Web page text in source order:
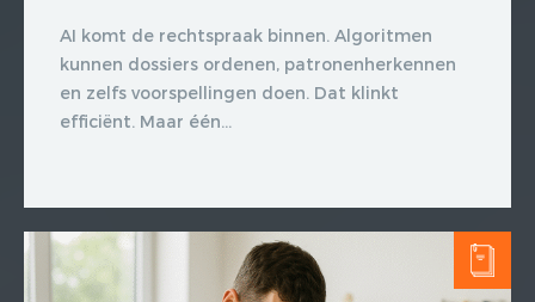
AI komt de rechtspraak binnen. Algoritmen
kunnen dossiers ordenen, patronenherkennen
en zelfs voorspellingen doen. Dat klinkt
efficiënt. Maar één...